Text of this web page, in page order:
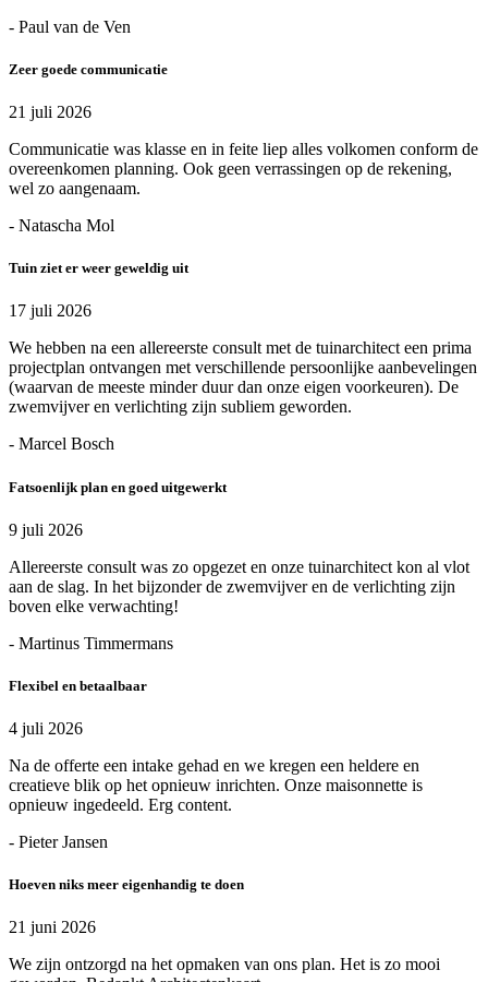
- Paul van de Ven
Zeer goede communicatie
21 juli 2026
Communicatie was klasse en in feite liep alles volkomen conform de
overeenkomen planning. Ook geen verrassingen op de rekening,
wel zo aangenaam.
- Natascha Mol
Tuin ziet er weer geweldig uit
17 juli 2026
We hebben na een allereerste consult met de tuinarchitect een prima
projectplan ontvangen met verschillende persoonlijke aanbevelingen
(waarvan de meeste minder duur dan onze eigen voorkeuren). De
zwemvijver en verlichting zijn subliem geworden.
- Marcel Bosch
Fatsoenlijk plan en goed uitgewerkt
9 juli 2026
Allereerste consult was zo opgezet en onze tuinarchitect kon al vlot
aan de slag. In het bijzonder de zwemvijver en de verlichting zijn
boven elke verwachting!
- Martinus Timmermans
Flexibel en betaalbaar
4 juli 2026
Na de offerte een intake gehad en we kregen een heldere en
creatieve blik op het opnieuw inrichten. Onze maisonnette is
opnieuw ingedeeld. Erg content.
- Pieter Jansen
Hoeven niks meer eigenhandig te doen
21 juni 2026
We zijn ontzorgd na het opmaken van ons plan. Het is zo mooi